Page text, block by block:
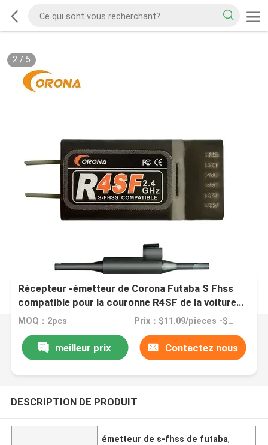
2/ 5
Récepteur -émetteur de Corona Futaba S Fhss
compatible pour la couronne R4SF de la voiture
2.4g de Rc
MOQ：2pcs Prix：$11.09/pieces -$13.68 pieces
meilleur prix Contactez nous
DESCRIPTION DE PRODUIT
émetteur de s-fhss de futaba,